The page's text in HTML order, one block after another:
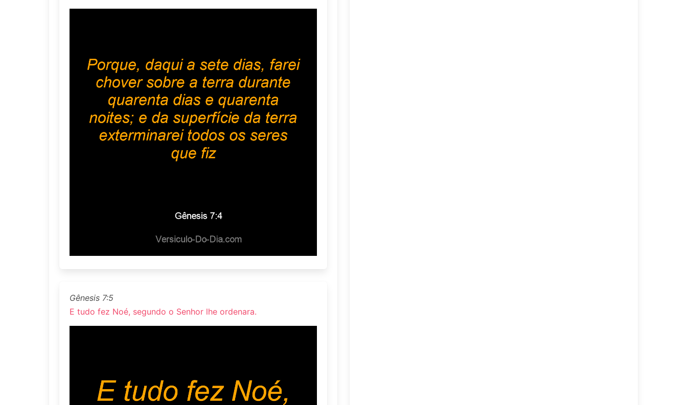
Gênesis 7:5
E tudo fez Noé, segundo o Senhor lhe ordenara.